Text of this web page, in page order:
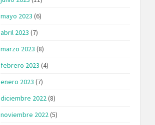
mayo 2023 (6)
abril 2023 (7)
marzo 2023 (8)
febrero 2023 (4)
enero 2023 (7)
diciembre 2022 (8)
noviembre 2022 (5)